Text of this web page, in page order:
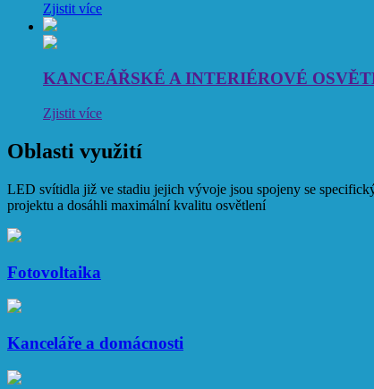
Zjistit více
KANCEÁŘSKÉ A INTERIÉROVÉ
Zjistit více
Oblasti využití
LED svítidla již ve stadiu jejich vývoje jsou spojeny se
projektu a dosáhli maximální kvalitu osvětlení
Fotovoltaika
Kanceláře a domácnosti